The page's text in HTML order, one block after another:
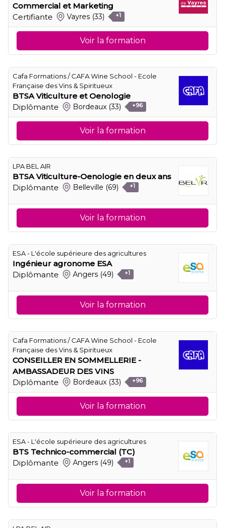
Commercial et Marketing
Certifiante
Vayres (33) +1
Voir la formation
Cafa Formations / CAFA Wine School - Ecole
Française des Vins & Spiritueux
BTSA Viticulture et Oenologie
Diplômante
Bordeaux (33) +96
Voir la formation
LPA BEL AIR
BTSA Viticulture-Oenologie en deux ans
Diplômante
Belleville (69) +1
Voir la formation
ESA - L'école supérieure des agricultures
Ingénieur agronome ESA
Diplômante
Angers (49) +1
Voir la formation
Cafa Formations / CAFA Wine School - Ecole
Française des Vins & Spiritueux
CONSEILLER EN SOMMELLERIE -
AMBASSADEUR DES VINS
Diplômante
Bordeaux (33) +96
Voir la formation
ESA - L'école supérieure des agricultures
BTS Technico-commercial (TC)
Diplômante
Angers (49) +1
Voir la formation